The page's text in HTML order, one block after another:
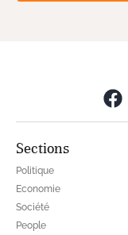
Sections
Politique
Economie
Société
People